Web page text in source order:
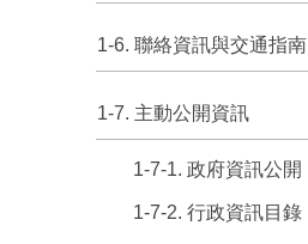
1-6. 聯絡資訊與交通指南
1-7. 主動公開資訊
1-7-1. 政府資訊公開
1-7-2. 行政資訊目錄